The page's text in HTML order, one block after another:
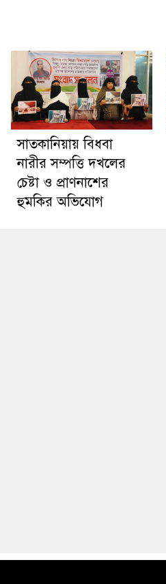
সাতকানিয়ায় বিধবা
নারীর সম্পত্তি দখলের
চেষ্টা ও প্রাণনাশের
হুমকির অভিযোগ